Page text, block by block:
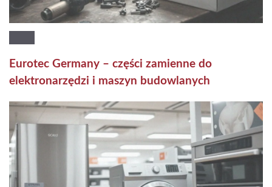
Eurotec Germany – części zamienne do
elektronarzędzi i maszyn budowlanych